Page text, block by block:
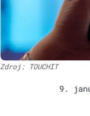
Zdroj: TOUCHIT
9.